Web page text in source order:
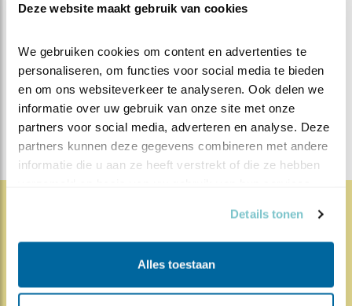
Deze website maakt gebruik van cookies
We gebruiken cookies om content en advertenties te
personaliseren, om functies voor social media te bieden
en om ons websiteverkeer te analyseren. Ook delen we
informatie over uw gebruik van onze site met onze
partners voor social media, adverteren en analyse. Deze
partners kunnen deze gegevens combineren met andere
informatie die u aan ze heeft verstrekt of die ze hebben
Details tonen
Alles toestaan
MEER OVER
Steenuil
Alle Beleef de
Lente blogs
DEEL DIT BERICHT
Herleef de Lente: de vele
hoog..